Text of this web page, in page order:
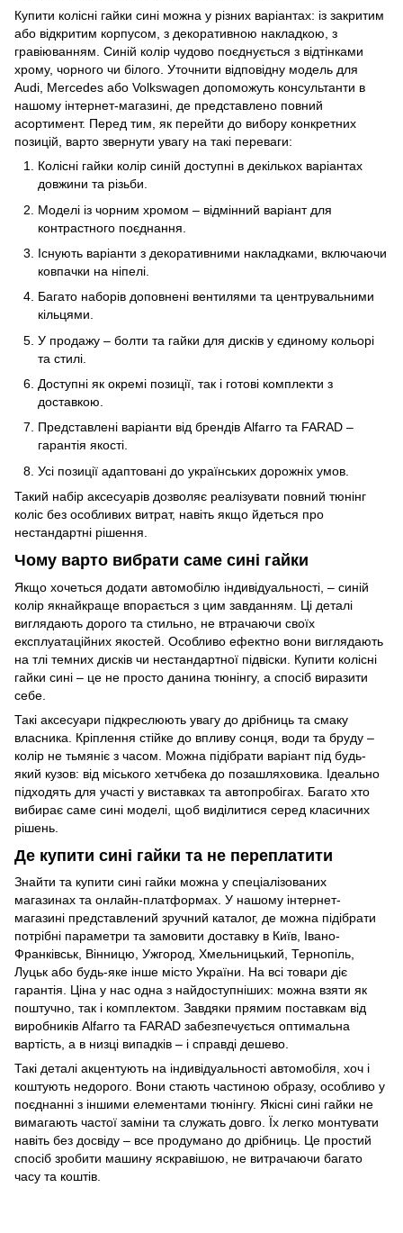
Купити колісні гайки сині можна у різних варіантах: із закритим
або відкритим корпусом, з декоративною накладкою, з
гравіюванням. Синій колір чудово поєднується з відтінками
хрому, чорного чи білого. Уточнити відповідну модель для
Audi, Mercedes або Volkswagen допоможуть консультанти в
нашому інтернет-магазині, де представлено повний
асортимент. Перед тим, як перейти до вибору конкретних
позицій, варто звернути увагу на такі переваги:
Колісні гайки колір синій доступні в декількох варіантах
довжини та різьби.
Моделі із чорним хромом – відмінний варіант для
контрастного поєднання.
Існують варіанти з декоративними накладками, включаючи
ковпачки на ніпелі.
Багато наборів доповнені вентилями та центрувальними
кільцями.
У продажу – болти та гайки для дисків у єдиному кольорі
та стилі.
Доступні як окремі позиції, так і готові комплекти з
доставкою.
Представлені варіанти від брендів Alfarro та FARAD –
гарантія якості.
Усі позиції адаптовані до українських дорожніх умов.
Такий набір аксесуарів дозволяє реалізувати повний тюнінг
коліс без особливих витрат, навіть якщо йдеться про
нестандартні рішення.
Чому варто вибрати саме сині гайки
Якщо хочеться додати автомобілю індивідуальності, – синій
колір якнайкраще впорається з цим завданням. Ці деталі
виглядають дорого та стильно, не втрачаючи своїх
експлуатаційних якостей. Особливо ефектно вони виглядають
на тлі темних дисків чи нестандартної підвіски. Купити колісні
гайки сині – це не просто данина тюнінгу, а спосіб виразити
себе.
Такі аксесуари підкреслюють увагу до дрібниць та смаку
власника. Кріплення стійке до впливу сонця, води та бруду –
колір не тьмяніє з часом. Можна підібрати варіант під будь-
який кузов: від міського хетчбека до позашляховика. Ідеально
підходять для участі у виставках та автопробігах. Багато хто
вибирає саме сині моделі, щоб виділитися серед класичних
рішень.
Де купити сині гайки та не переплатити
Знайти та купити сині гайки можна у спеціалізованих
магазинах та онлайн-платформах. У нашому інтернет-
магазині представлений зручний каталог, де можна підібрати
потрібні параметри та замовити доставку в Київ, Івано-
Франківськ, Вінницю, Ужгород, Хмельницький, Тернопіль,
Луцьк або будь-яке інше місто України. На всі товари діє
гарантія. Ціна у нас одна з найдоступніших: можна взяти як
поштучно, так і комплектом. Завдяки прямим поставкам від
виробників Alfarro та FARAD забезпечується оптимальна
вартість, а в низці випадків – і справді дешево.
Такі деталі акцентують на індивідуальності автомобіля, хоч і
коштують недорого. Вони стають частиною образу, особливо у
поєднанні з іншими елементами тюнінгу. Якісні сині гайки не
вимагають частої заміни та служать довго. Їх легко монтувати
навіть без досвіду – все продумано до дрібниць. Це простий
спосіб зробити машину яскравішою, не витрачаючи багато
часу та коштів.